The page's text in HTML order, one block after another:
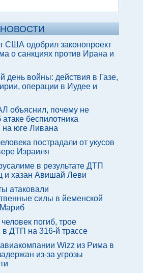
США одобрил законопроект
о санкциях против Ирана и
день войны: действия в Газе,
операции в Иудее и
объяснил, почему не
беспилотника
юге Ливана
пострадали от укусов
Израиля
в результате ДТП
и хазан Авишай Леви
атаковали
силы в йеменской
погиб, трое
в ДТП на 316-й трассе
Wizz из Рима в
из-за угрозы